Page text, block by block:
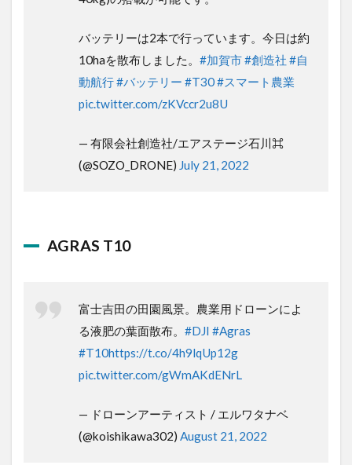
バッテリーは2本で行っています。今日は
約10haを散布しました。#加賀市
#創造社
#自動航行
#バッテリー#T30
— 有限会社創造社/エアステージ石川⌘
富士吉田の田園風景。農業用ドローンに
よる液肥の葉面散布。 #DJI #Agras
#T10
https://t.co/4h9lqUp12g
— ドローンアーティスト / エルワタナベ